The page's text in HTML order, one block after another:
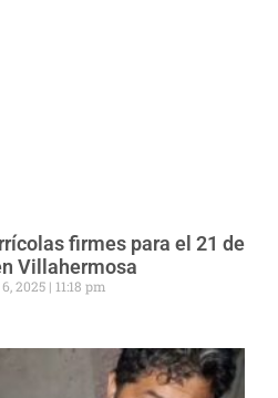
firmes para el 21 de
Villahermosa
2025 11:18 pm